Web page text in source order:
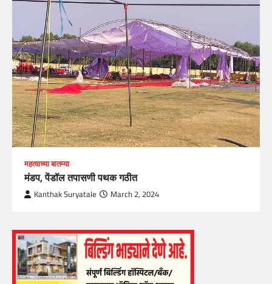
महत्वाच्या बातम्या
मंडप, पेंडॉल तपासणी पथक गठीत
Kanthak Suryatale March 2, 2024